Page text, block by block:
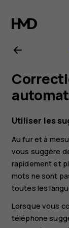
Guide
de
G22
Utiliser les
Au fur et à
vous suggère
rapidement et
mots ne sont
toutes les
Lorsque vous
téléphone